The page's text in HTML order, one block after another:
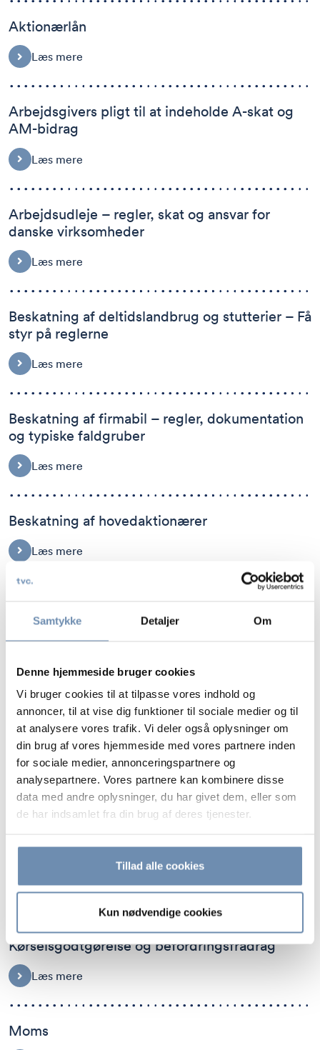
Samtykke Detaljer Om
Denne hjemmeside bruger cookies
Vi bruger cookies til at tilpasse vores indhold og
annoncer, til at vise dig funktioner til sociale medier og til
at analysere vores trafik. Vi deler også oplysninger om
din brug af vores hjemmeside med vores partnere inden
for sociale medier, annonceringspartnere og
analysepartnere. Vores partnere kan kombinere disse
data med andre oplysninger, du har givet dem, eller som
de har indsamlet fra din brug af deres tjenester.
Tillad alle cookies
Kun nødvendige cookies
Aktionærlån
Læs mere
Arbejdsgivers pligt til at indeholde A-skat og
AM-bidrag
Læs mere
Arbejdsudleje – regler, skat og ansvar for
danske virksomheder
Læs mere
Beskatning af deltidslandbrug og stutterier – Få
styr på reglerne
Læs mere
Beskatning af firmabil – regler, dokumentation
og typiske faldgruber
Læs mere
Beskatning af hovedaktionærer
Læs mere
Forældelse af skattekrav
Læs mere
Genoptagelse af skat, moms og afgifter
Læs mere
Kørselsgodtgørelse og befordringsfradrag
Læs mere
Moms